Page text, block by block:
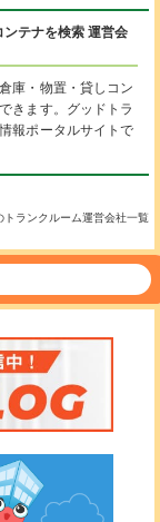
テナを検索 運営会
庫・物置・貸しコン
きます。グッドトラ
報ポータルサイトで
ランクルーム運営会社一覧